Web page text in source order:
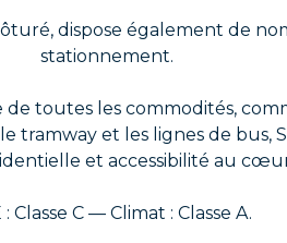
dispose également de
stationnement.
toutes les commodités,
tramway et les lignes de bus,
et accessibilité au
: Classe C — Climat : Classe A.